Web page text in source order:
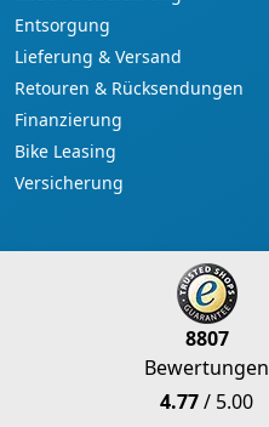
Entsorgung
Lieferung & Versand
Retouren & Rücksendungen
Finanzierung
Bike Leasing
Versicherung
8807
Bewertungen
4.77/ 5.00